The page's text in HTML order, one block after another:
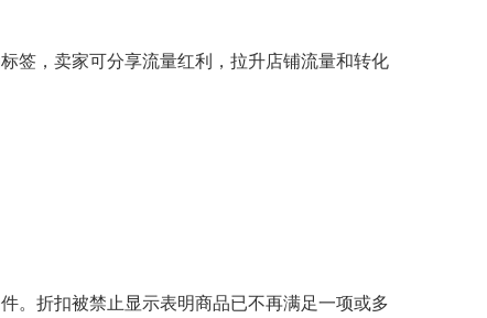
签，卖家可分享流量红利，拉升店铺流量和转化
。折扣被禁止显示表明商品已不再满足一项或多